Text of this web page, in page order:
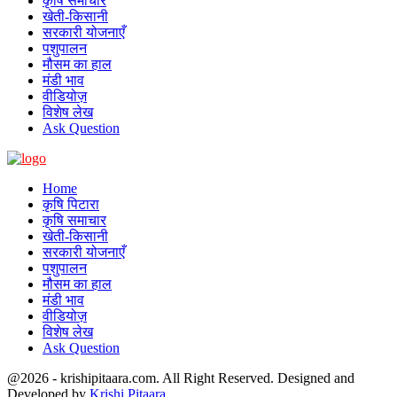
खेती-किसानी
सरकारी योजनाएँ
पशुपालन
मौसम का हाल
मंडी भाव
वीडियोज़
विशेष लेख
Ask Question
Home
कृषि पिटारा
कृषि समाचार
खेती-किसानी
सरकारी योजनाएँ
पशुपालन
मौसम का हाल
मंडी भाव
वीडियोज़
विशेष लेख
Ask Question
@2026 - krishipitaara.com. All Right Reserved. Designed and
Developed by Krishi Pitaara